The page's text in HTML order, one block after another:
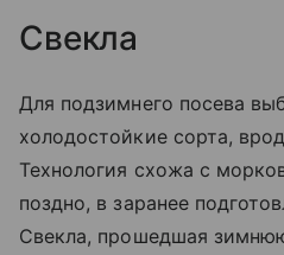
Свекла
Для подзимнего посева
холодостойкие сорта,
Технология схожа с
поздно, в заранее
Свекла, прошедшая